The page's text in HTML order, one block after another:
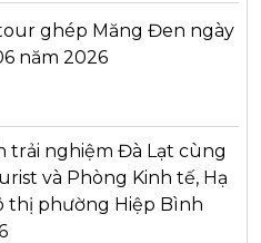
ghép Măng Đen ngày
năm 2026
trải nghiệm Đà Lạt cùng
và Phòng Kinh tế, Hạ
thị phường Hiệp Bình